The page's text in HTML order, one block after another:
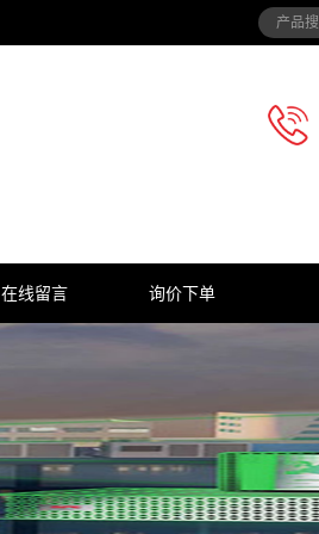
在线留言 询价下单